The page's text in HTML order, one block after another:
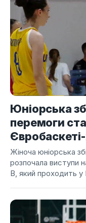
Юніорська
перемоги
Жіноча юніорська
розпочала виступи
B, який проходить